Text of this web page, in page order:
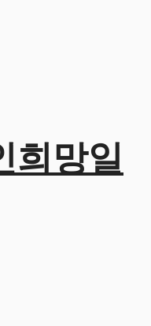
희망일